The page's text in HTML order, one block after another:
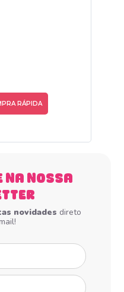
RÁPIDA
NA NOSSA
novidades direto